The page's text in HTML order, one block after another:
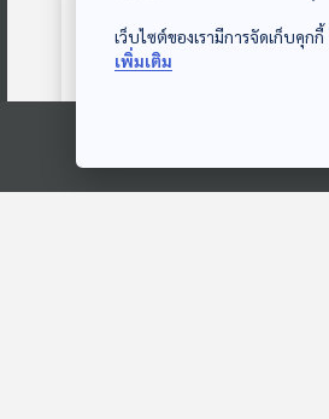
เว็บไซต์ของเรามีการจัดเก็บคุ
เพิ่มเติม